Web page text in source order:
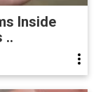
Inside
..